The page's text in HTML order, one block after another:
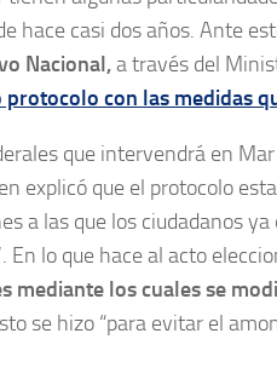
hace casi dos años. Ante
Nacional,a través del
protocolo con las medidas
que intervendrá en
explicó que el protocolo
a las que los ciudadanos
En lo que hace al acto
mediante los cuales se
se hizo “para evitar el